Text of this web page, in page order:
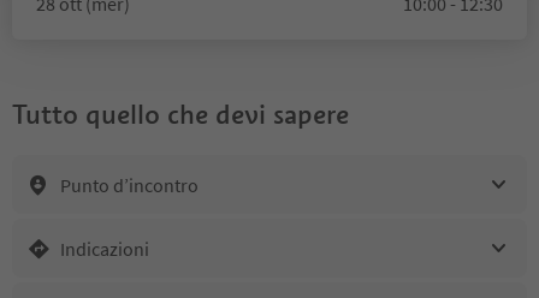
Tutto quello che devi sapere
Punto d’incontro
Indicazioni